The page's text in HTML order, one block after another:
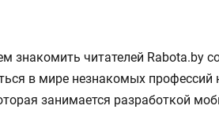
знакомить читателей Rabota.by
в мире незнакомых
занимается разработкой